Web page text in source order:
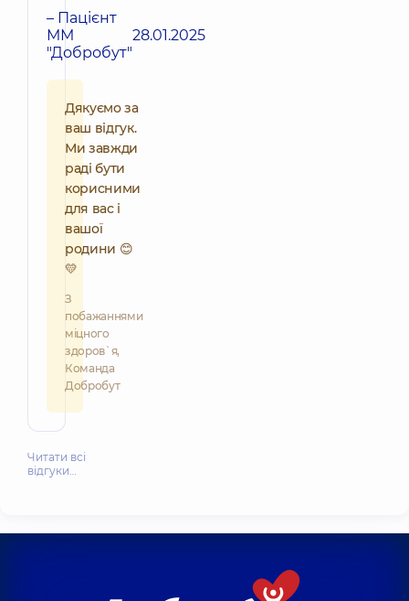
– Пацієнт
ММ
"Добробут"
28.01.2025
Дякуємо за
ваш відгук.
Ми завжди
раді бути
корисними
для вас і
вашої
родини 😊
💛
З
побажаннями
міцного
здоров`я,
Команда
Добробут
Читати всі
відгуки…